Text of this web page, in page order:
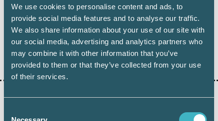
We use cookies to personalise content and ads, to
provide social media features and to analyse our traffic.
We also share information about your use of our site with
our social media, advertising and analytics partners who
may combine it with other information that you’ve
provided to them or that they’ve collected from your use
of their services.
Dela:
AKTUELLA ARTIKLAR